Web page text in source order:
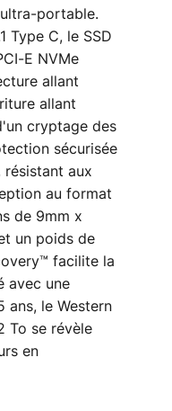
portable.
Type C, le SSD
E NVMe
allant
allant
cryptage des
sécurisée
résistant aux
au format
de 9mm x
un poids de
facilite la
avec une
ans, le Western
To se révèle
en